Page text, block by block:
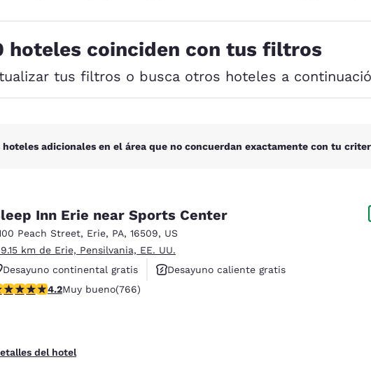
Español English
English Español
Italia
Italiano
hoteles coinciden con tus filtros
tus filtros o busca otros hoteles a
adicionales en el área que no concuerdan exactamente con tu
Inn Erie near Sports Center
Peach Street, Erie, PA, 16509, US
9.15 km de Erie, Pensilvania, EE. UU.
Desayuno continental gratis
Desayuno caliente gratis
Hoteles que aceptan mascotas
de 4.19 estrellas. Muy bueno. 766 reseñas
4.2Muy bueno(766)
del hotel